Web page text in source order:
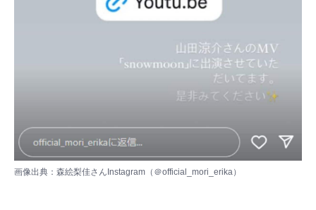
画像出典：森絵梨佳さんInstagram（ ＠official_mori_erika ）